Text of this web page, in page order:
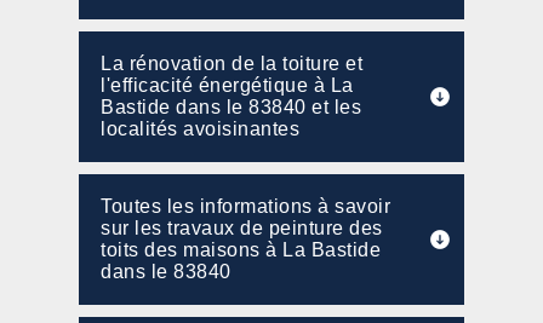
La rénovation de la toiture et
l'efficacité énergétique à La
Bastide dans le 83840 et les
localités avoisinantes
Toutes les informations à savoir
sur les travaux de peinture des
toits des maisons à La Bastide
dans le 83840